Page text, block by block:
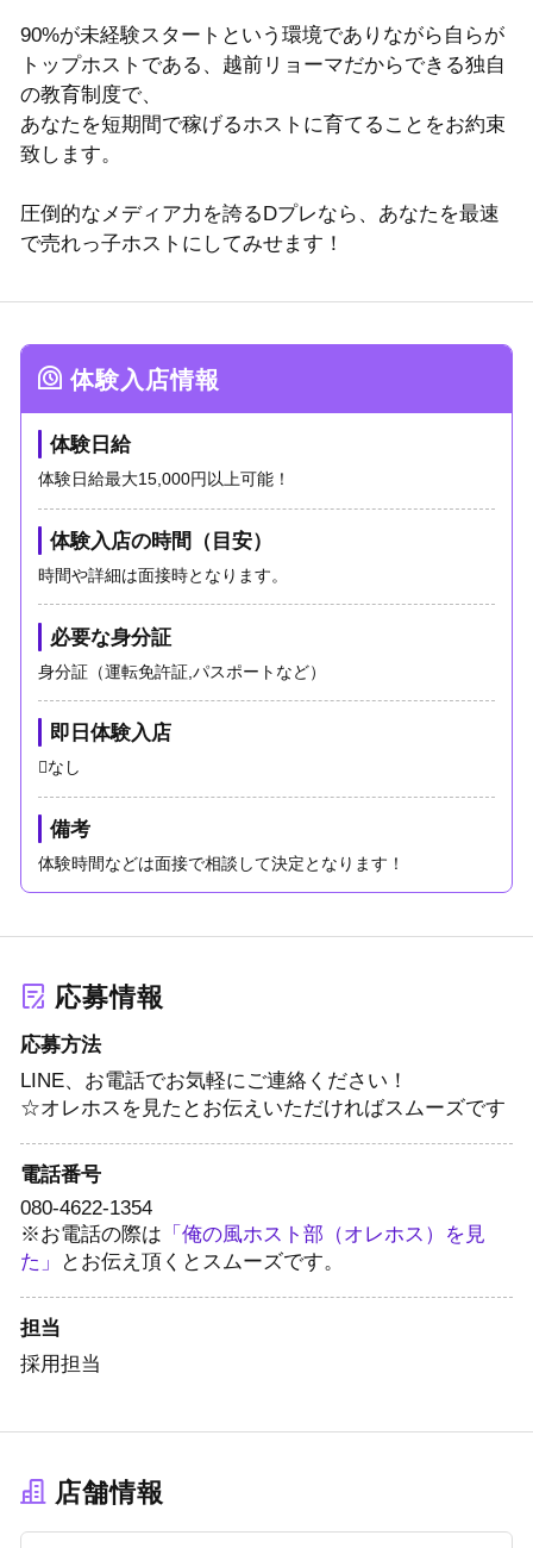
90%が未経験スタートという環境でありながら自らが
トップホストである、越前リョーマだからできる独自
の教育制度で、
あなたを短期間で稼げるホストに育てることをお約束
致します。
圧倒的なメディア力を誇るDプレなら、あなたを最速
で売れっ子ホストにしてみせます！
体験入店情報
体験日給
体験日給最大15,000円以上可能！
体験入店の時間（目安）
時間や詳細は面接時となります。
必要な身分証
身分証（運転免許証,パスポートなど）
即日体験入店
なし
備考
体験時間などは面接で相談して決定となります！
応募情報
応募方法
LINE、お電話でお気軽にご連絡ください！
☆オレホスを見たとお伝えいただければスムーズです
電話番号
080-4622-1354
※お電話の際は 「俺の風ホスト部（オレホス）を見
た」
とお伝え頂くとスムーズです。
担当
採用担当
店舗情報